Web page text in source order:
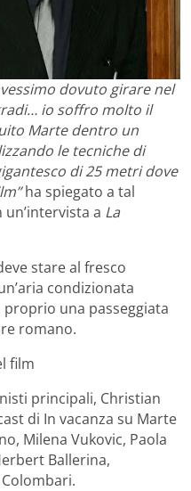
dovuto girare nel
io soffro molto il
Marte dentro un
le tecniche di
di 25 metri dove
ha spiegato a tal
un’intervista a La
stare al fresco
condizionata
una passeggiata
romano.
film
principali, Christian
di In vacanza su Marte
Milena Vukovic, Paola
Ballerina,